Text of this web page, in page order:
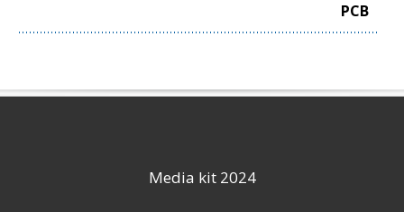
PCB
Media kit 2024